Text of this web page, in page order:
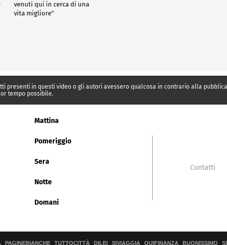
venuti qui in cerca di una
vita migliore"
presenti in questi video o gli autori avessero qualcosa in contrario alla
tempo possibile.
Mattina
Pomeriggio
Sera
Notte
Domani
Contatti
PAGINEBIANCHE TUTTOCITTÀ DILEI SIVIAGGIA QUIFINANZA BUONISSIMO